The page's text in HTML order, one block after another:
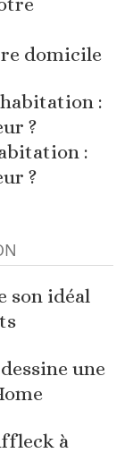
domicile
:
?
son idéal
une
à